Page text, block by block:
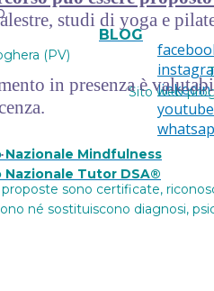
studi di yoga e
in presenza è linkedin
youtube
(PV)
Mindfulness
Nazionale Tutor DSA®
BLOG
Sito web
sono certificate,
né sostituiscono diagnosi,